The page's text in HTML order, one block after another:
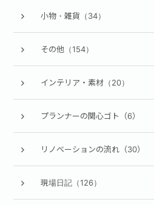
小物・雑貨（34）
その他（154）
インテリア・素材（20）
プランナーの関心ゴト（6）
リノベーションの流れ（30）
現場日記（126）